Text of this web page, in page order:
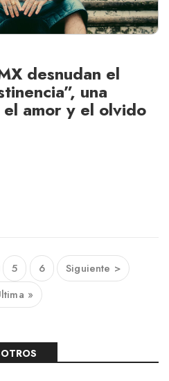
desnudan el
una
amor y el olvido
5 6
Siguiente >
»